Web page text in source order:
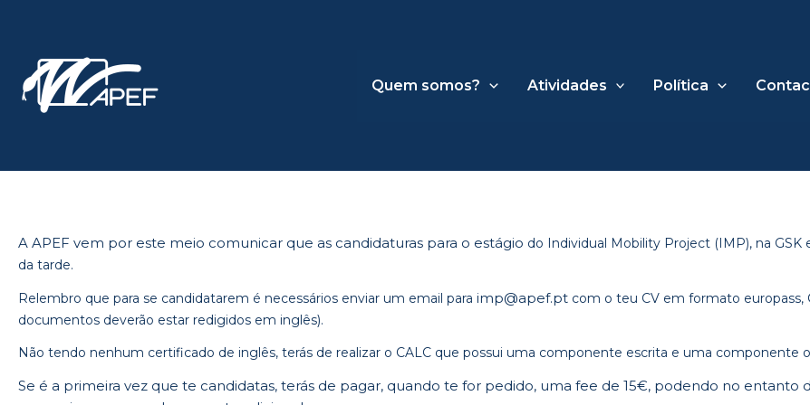
Quem somos?
Atividades Política
A APEF vem por este meio comunicar que as candidaturas para o estágio do Individual Mobility Project (IMP), na GSK
da tarde.
Relembro que para se candidatarem é necessários enviar um email para imp@apef.pt com o teu CV em formato
documentos deverão estar redigidos em inglês).
Não tendo nenhum certificado de inglês, terás de realizar o CALC que possui uma componente escrita e uma componente
Se é a primeira vez que te candidatas, terás de pagar, quando te for pedido, uma fee de 15€, podendo no entanto